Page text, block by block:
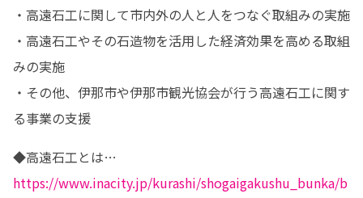
・高遠石工に関して市内外の人と人をつなぐ取組みの実施
・高遠石工やその石造物を活用した経済効果を高める取組
みの実施
・その他、伊那市や伊那市観光協会が行う高遠石工に関す
る事業の支援
https://www.inacity.jp/kurashi/shogaigakushu_bunka/b